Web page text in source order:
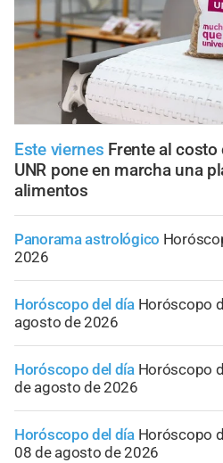
Este viernes Frente al costo
UNR pone en marcha una
alimentos
Panorama astrológico
2026
Horóscopo del día Horóscopo
agosto de 2026
Horóscopo del día Horóscopo
de agosto de 2026
Horóscopo del día Horóscopo
08 de agosto de 2026